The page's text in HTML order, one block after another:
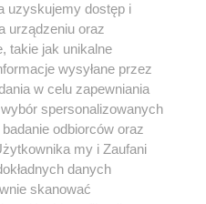
uzyskujemy dostęp i
urządzeniu oraz
takie jak unikalne
wysyłane przez
w celu zapewniania
spersonalizowanych
odbiorców oraz
my i Zaufani
danych
skanować